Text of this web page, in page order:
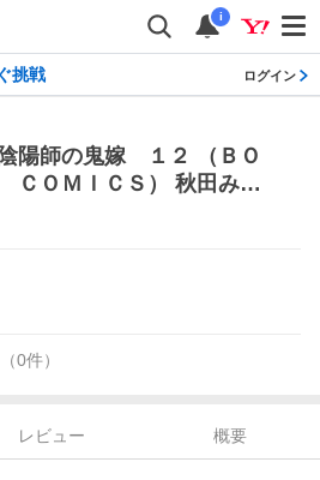
i
挑戦 ログイン
陽師の鬼嫁 １２ （ＢＯ
ＣＯＭＩＣＳ） 秋田みや
（0件）
レビュー
概要